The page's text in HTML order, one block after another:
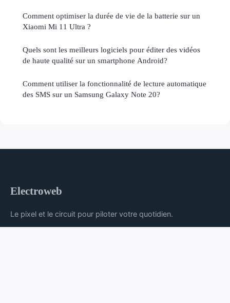
Comment optimiser la durée de vie de la batterie sur un
Xiaomi Mi 11 Ultra ?
Quels sont les meilleurs logiciels pour éditer des vidéos
de haute qualité sur un smartphone Android?
Comment utiliser la fonctionnalité de lecture automatique
des SMS sur un Samsung Galaxy Note 20?
Electroweb
Le pixel et le circuit pour piloter votre quotidien.